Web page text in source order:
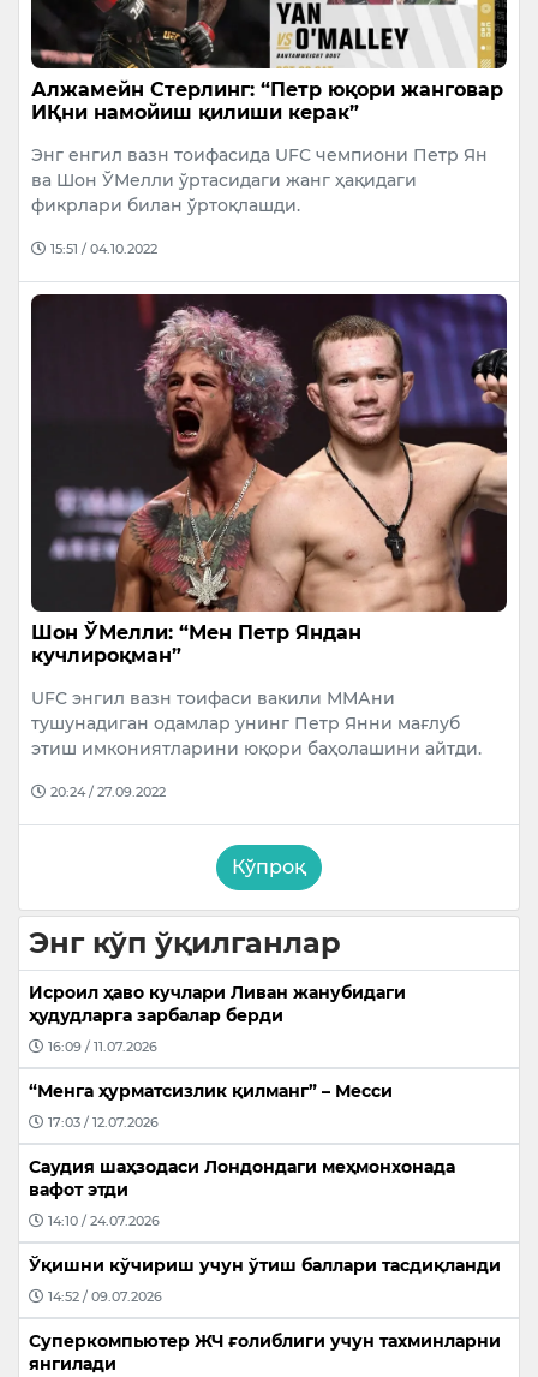
Алжамейн Стерлинг: “Петр юқори жанговар
ИҚни намойиш қилиши керак”
Энг енгил вазн тоифасида UFC чемпиони Петр Ян
ва Шон ЎМелли ўртасидаги жанг ҳақидаги
фикрлари билан ўртоқлашди.
15:51 / 04.10.2022
Шон ЎМелли: “Мен Петр Яндан
кучлироқман”
UFC энгил вазн тоифаси вакили ММАни
тушунадиган одамлар унинг Петр Янни мағлуб
этиш имкониятларини юқори баҳолашини айтди.
20:24 / 27.09.2022
Кўпроқ
Энг кўп ўқилганлар
Исроил ҳаво кучлари Ливан жанубидаги
ҳудудларга зарбалар берди
16:09 / 11.07.2026
“Менга ҳурматсизлик қилманг” – Месси
17:03 / 12.07.2026
Саудия шаҳзодаси Лондондаги меҳмонхонада
вафот этди
14:10 / 24.07.2026
Ўқишни кўчириш учун ўтиш баллари тасдиқланди
14:52 / 09.07.2026
Суперкомпьютер ЖЧ ғолиблиги учун тахминларни
янгилади